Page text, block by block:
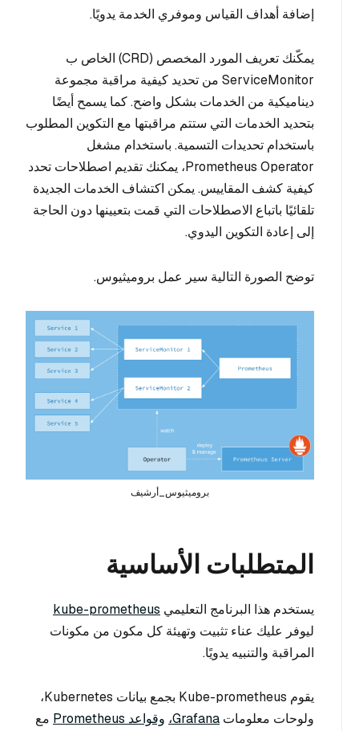
إضافة أهداف القياس وموفري الخدمة يدويًا.
يمكّنك تعريف المورد المخصص (CRD) الخاص ب
ServiceMonitor من تحديد كيفية مراقبة مجموعة
ديناميكية من الخدمات بشكل واضح. كما يسمح أيضًا
بتحديد الخدمات التي ستتم مراقبتها مع التكوين المطلوب
باستخدام تحديدات التسمية. باستخدام مشغل
Prometheus Operator، يمكنك تقديم اصطلاحات تحدد
كيفية كشف المقاييس. يمكن اكتشاف الخدمات الجديدة
تلقائيًا باتباع الاصطلاحات التي قمت بتعيينها دون الحاجة
إلى إعادة التكوين اليدوي.
توضح الصورة التالية سير عمل بروميثيوس.
بروميثيوس_أرشيف
المتطلبات الأساسية
يستخدم هذا البرنامج التعليمي kube-prometheus
ليوفر عليك عناء تثبيت وتهيئة كل مكون من مكونات
المراقبة والتنبيه يدويًا.
يقوم Kube-prometheus بجمع بيانات Kubernetes،
ولوحات معلومات Grafana، وقواعد Prometheus
مع